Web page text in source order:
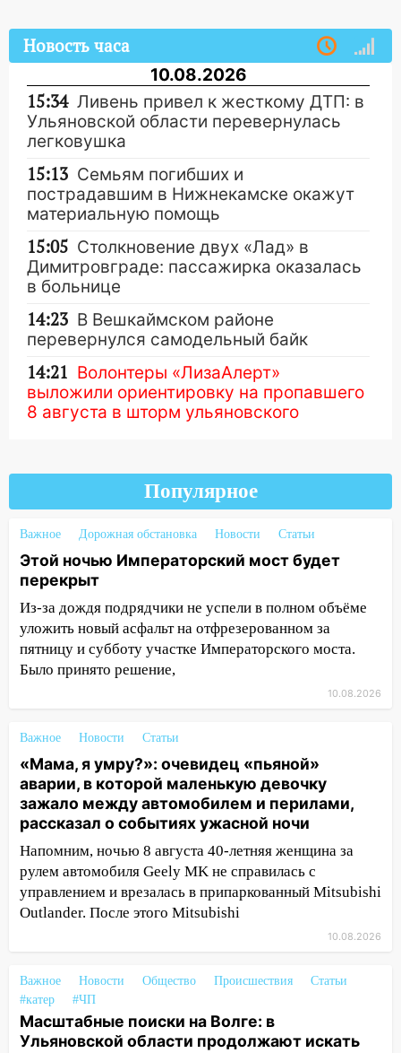
Новость часа
10.08.2026
15:34 Ливень привел к жесткому ДТП: в
Ульяновской области перевернулась
легковушка
15:13 Семьям погибших и
пострадавшим в Нижнекамске окажут
материальную помощь
15:05 Столкновение двух «Лад» в
Димитровграде: пассажирка оказалась
в больнице
14:23 В Вешкаймском районе
перевернулся самодельный байк
14:21 Волонтеры «ЛизаАлерт»
выложили ориентировку на пропавшего
8 августа в шторм ульяновского
будет перекрыт
Ульяновской области вручили ключи от
квартир сиротам и детям, оставшихся
без попечения родителей
13:36 «Мама, я умру?»: очевидец
«пьяной» аварии, в которой маленькую
девочку зажало между автомобилем и
перилами, рассказал о событиях
рулем мотоцикла во время ДТП в Новом
городе: в ГАИ прокомментировали
сегодняшнюю аварию
12:59 Губернатор Ульяновской области
выразил соболезнования в связи с
трагедией в Нижнекамске
12:53 Число погибших в Нижнекамске
выросло до 13 человек, среди них есть
Ульяновской области продолжают
искать пропавшего после крушения
катера блогера
Популярное
Важное Дорожная обстановка Новости Статьи
Этой ночью Императорский мост будет
перекрыт
Из-за дождя подрядчики не успели в полном объёме
уложить новый асфальт на отфрезерованном за
пятницу и субботу участке Императорского моста.
Было принято решение,
10.08.2026
Важное Новости Статьи
«Мама, я умру?»: очевидец «пьяной»
аварии, в которой маленькую девочку
зажало между автомобилем и перилами,
рассказал о событиях ужасной ночи
Напомним, ночью 8 августа 40-летняя женщина за
рулем автомобиля Geely MK не справилась с
управлением и врезалась в припаркованный Mitsubishi
Outlander. После этого Mitsubishi
10.08.2026
Важное Новости Общество Происшествия
Статьи
#катер
#ЧП
Масштабные поиски на Волге: в
Ульяновской области продолжают искать